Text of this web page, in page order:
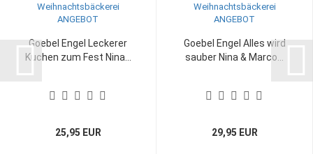
Goebel Engel Leckerer
Kuchen zum Fest Nina...
25,95 EUR
Goebel Engel Alles wird
sauber Nina & Marco...
29,95 EUR